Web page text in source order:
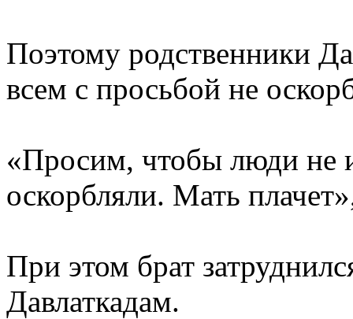
Поэтому родственники
всем с просьбой не
«Просим, чтобы люди не
оскорбляли. Мать
При этом брат
Давлаткадам.